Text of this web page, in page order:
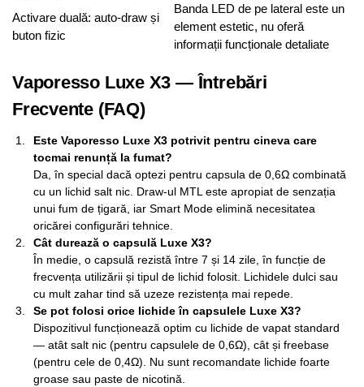
Activare duală: auto-draw și
buton fizic
Banda LED de pe lateral este un
element estetic, nu oferă
informații funcționale detaliate
Vaporesso Luxe X3 — Întrebări
Frecvente (FAQ)
Este Vaporesso Luxe X3 potrivit pentru cineva care
tocmai renunță la fumat?
Da, în special dacă optezi pentru capsula de 0,6Ω combinată
cu un lichid salt nic. Draw-ul MTL este apropiat de senzația
unui fum de țigară, iar Smart Mode elimină necesitatea
oricărei configurări tehnice.
Cât durează o capsulă Luxe X3?
În medie, o capsulă rezistă între 7 și 14 zile, în funcție de
frecvența utilizării și tipul de lichid folosit. Lichidele dulci sau
cu mult zahar tind să uzeze rezistența mai repede.
Se pot folosi orice lichide în capsulele Luxe X3?
Dispozitivul funcționează optim cu lichide de vapat standard
— atât salt nic (pentru capsulele de 0,6Ω), cât și freebase
(pentru cele de 0,4Ω). Nu sunt recomandate lichide foarte
groase sau paste de nicotină.